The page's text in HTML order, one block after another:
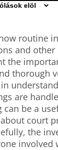
routine
and other
the
thorough
are
be a
court
the
involved